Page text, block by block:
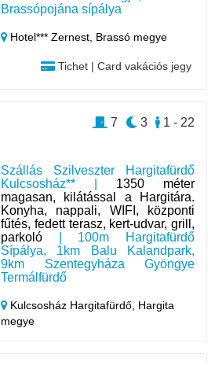
Brassópojána sípálya
Hotel*** Zernest, Brassó megye
Tichet | Card vakációs jegy
Szállás Szilveszter Hargitafürdő
Kulcsosház** | 1350 méter
magasan, kilátással a Hargitára.
Konyha, nappali, WIFI, központi
fűtés, fedett terasz, kert-udvar, grill,
parkoló | 100m Hargitafürdő
Sípálya, 1km Balu Kalandpark,
9km Szentegyháza Gyöngye
Termálfürdő
Kulcsosház Hargitafürdő, Hargita
megye
1 - 22
3
7